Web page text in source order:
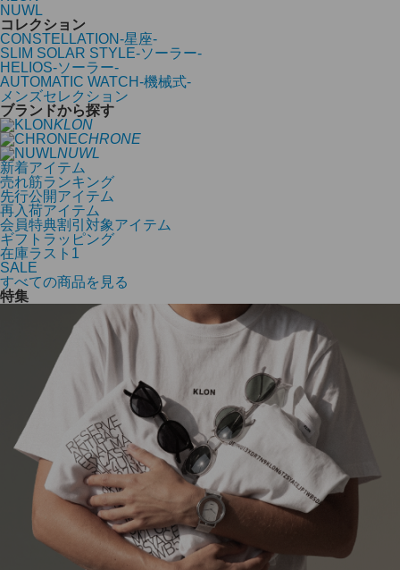
NUWL
コレクション
CONSTELLATION-星座-
SLIM SOLAR STYLE-ソーラー-
HELIOS-ソーラー-
AUTOMATIC WATCH-機械式-
メンズセレクション
ブランドから探す
KLON
CHRONE
NUWL
新着アイテム
売れ筋ランキング
先行公開アイテム
再入荷アイテム
会員特典割引対象アイテム
ギフトラッピング
在庫ラスト1
SALE
すべての商品を見る
特集